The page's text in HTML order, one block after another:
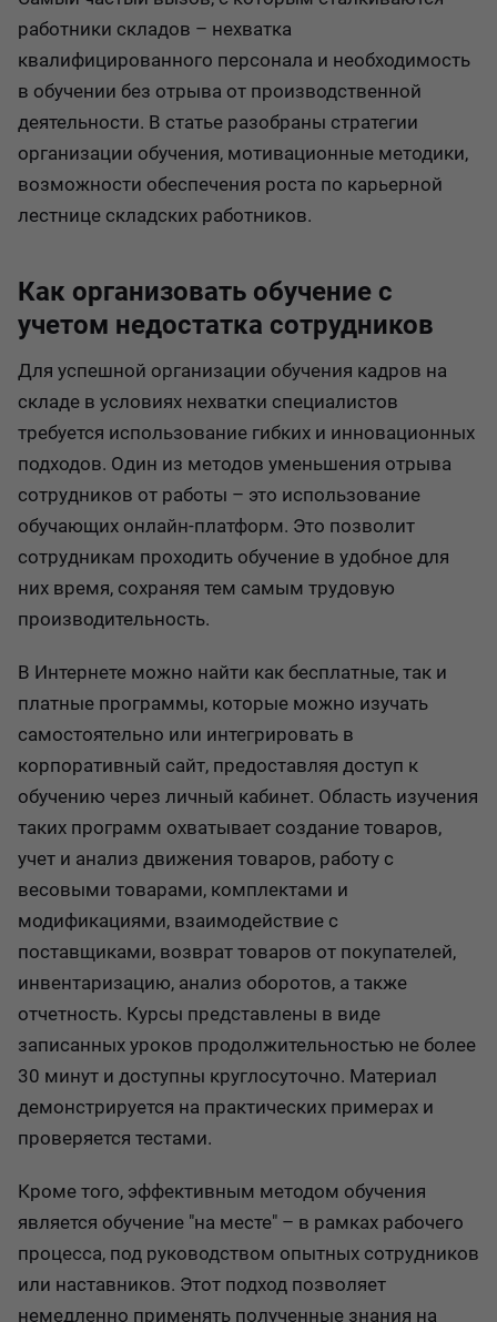
работники складов – нехватка
квалифицированного персонала и необходимость
в обучении без отрыва от производственной
деятельности. В статье разобраны стратегии
организации обучения, мотивационные методики,
возможности обеспечения роста по карьерной
лестнице складских работников.
Как организовать обучение с
учетом недостатка сотрудников
Для успешной организации обучения кадров на
складе в условиях нехватки специалистов
требуется использование гибких и инновационных
подходов. Один из методов уменьшения отрыва
сотрудников от работы – это использование
обучающих онлайн-платформ. Это позволит
сотрудникам проходить обучение в удобное для
них время, сохраняя тем самым трудовую
производительность.
В Интернете можно найти как бесплатные, так и
платные программы, которые можно изучать
самостоятельно или интегрировать в
корпоративный сайт, предоставляя доступ к
обучению через личный кабинет. Область изучения
таких программ охватывает создание товаров,
учет и анализ движения товаров, работу с
весовыми товарами, комплектами и
модификациями, взаимодействие с
поставщиками, возврат товаров от покупателей,
инвентаризацию, анализ оборотов, а также
отчетность. Курсы представлены в виде
записанных уроков продолжительностью не более
30 минут и доступны круглосуточно. Материал
демонстрируется на практических примерах и
проверяется тестами.
Кроме того, эффективным методом обучения
является обучение "на месте" – в рамках рабочего
процесса, под руководством опытных сотрудников
или наставников. Этот подход позволяет
немедленно применять полученные знания на